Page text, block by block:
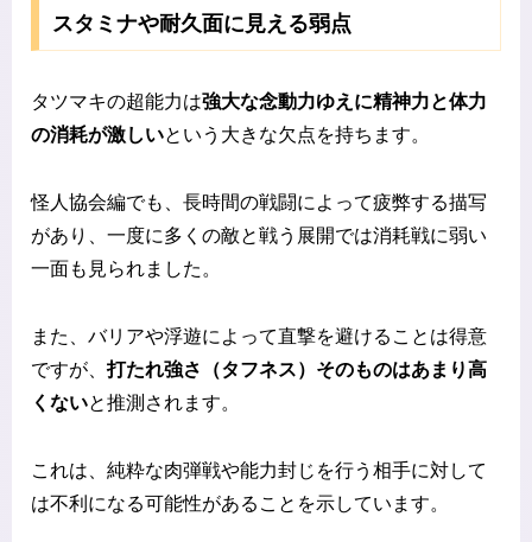
スタミナや耐久面に見える弱点
タツマキの超能力は強大な念動力ゆえに精神力と体力
の消耗が激しいという大きな欠点を持ちます。
怪人協会編でも、長時間の戦闘によって疲弊する描写
があり、一度に多くの敵と戦う展開では消耗戦に弱い
一面も見られました。
また、バリアや浮遊によって直撃を避けることは得意
ですが、打たれ強さ（タフネス）そのものはあまり高
くないと推測されます。
これは、純粋な肉弾戦や能力封じを行う相手に対して
は不利になる可能性があることを示しています。